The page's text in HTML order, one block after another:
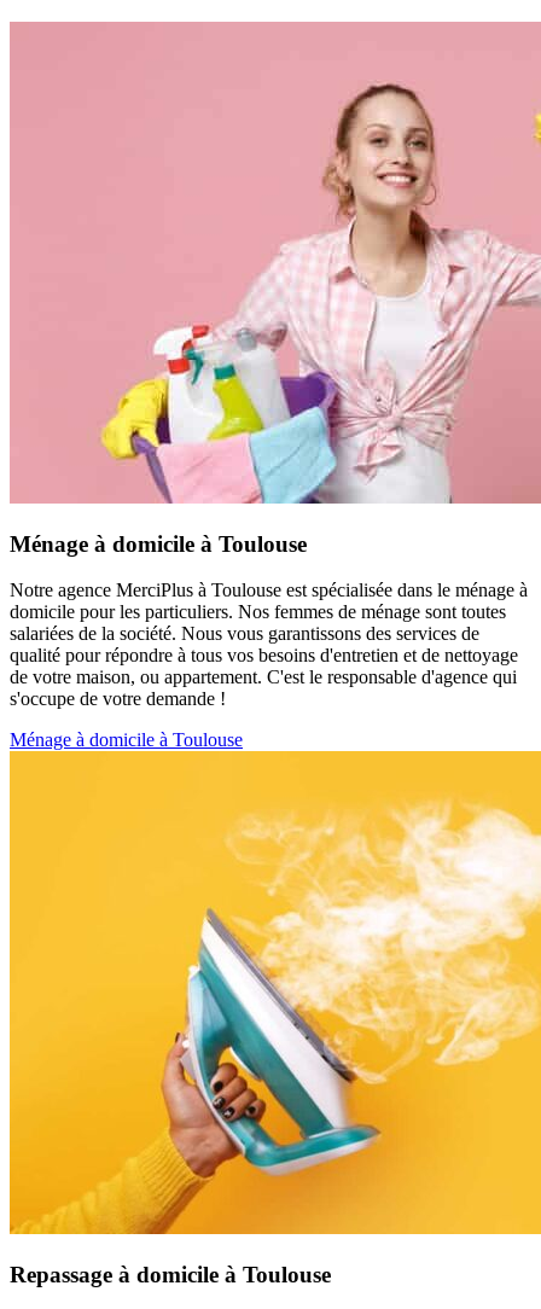
Ménage à domicile à Toulouse
Notre agence MerciPlus à Toulouse est spécialisée dans le ménage à
domicile pour les particuliers. Nos femmes de ménage sont toutes
salariées de la société. Nous vous garantissons des services de
qualité pour répondre à tous vos besoins d'entretien et de nettoyage
de votre maison, ou appartement. C'est le responsable d'agence qui
s'occupe de votre demande !
Ménage à domicile à Toulouse
Repassage à domicile à Toulouse